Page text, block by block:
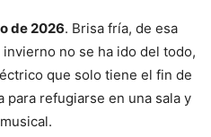
de 2026. Brisa fría, de esa
no se ha ido del todo,
que solo tiene el fin de
para refugiarse en una sala y